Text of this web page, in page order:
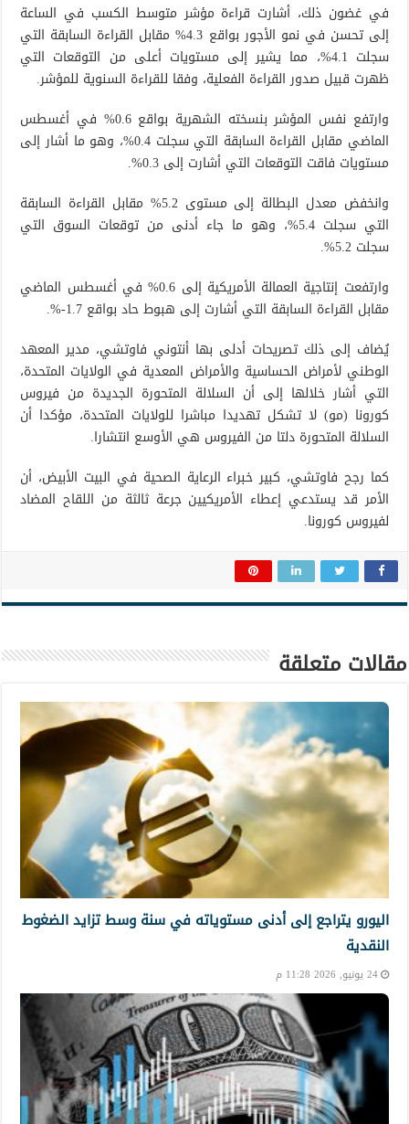
في غضون ذلك، أشارت قراءة مؤشر متوسط الكسب في الساعة
إلى تحسن في نمو الأجور بواقع 4.3% مقابل القراءة السابقة التي
سجلت 4.1%، مما يشير إلى مستويات أعلى من التوقعات التي
ظهرت قبيل صدور القراءة الفعلية، وفقا للقراءة السنوية للمؤشر.
وارتفع نفس المؤشر بنسخته الشهرية بواقع 0.6% في أغسطس
الماضي مقابل القراءة السابقة التي سجلت 0.4%، وهو ما أشار إلى
مستويات فاقت التوقعات التي أشارت إلى 0.3%.
وانخفض معدل البطالة إلى مستوى 5.2% مقابل القراءة السابقة
التي سجلت 5.4%، وهو ما جاء أدنى من توقعات السوق التي
سجلت 5.2%.
وارتفعت إنتاجية العمالة الأمريكية إلى 0.6% في أغسطس الماضي
مقابل القراءة السابقة التي أشارت إلى هبوط حاد بواقع 1.7-%.
يُضاف إلى ذلك تصريحات أدلى بها أنتوني فاوتشي، مدير المعهد
الوطني لأمراض الحساسية والأمراض المعدية في الولايات المتحدة،
التي أشار خلالها إلى أن السلالة المتحورة الجديدة من فيروس
كورونا (مو) لا تشكل تهديدا مباشرا للولايات المتحدة، مؤكدا أن
السلالة المتحورة دلتا من الفيروس هي الأوسع انتشارا.
كما رجح فاوتشي، كبير خبراء الرعاية الصحية في البيت الأبيض، أن
الأمر قد يستدعي إعطاء الأمريكيين جرعة ثالثة من اللقاح المضاد
لفيروس كورونا.
مقالات متعلقة
اليورو يتراجع إلى أدنى مستوياته في سنة وسط تزايد الضغوط
النقدية
24 يونيو, 2026 11:28 م